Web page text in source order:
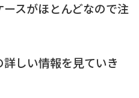
スがほとんどなので注
しい情報を見ていき